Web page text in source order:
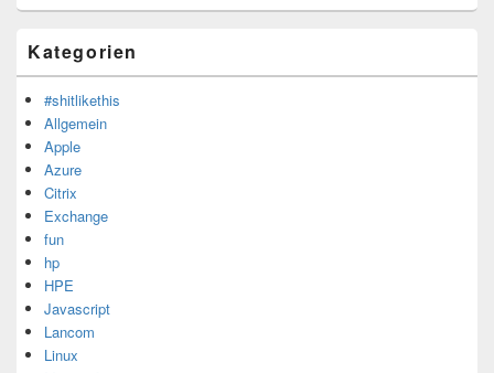
Kategorien
#shitlikethis
Allgemein
Apple
Azure
Citrix
Exchange
fun
hp
HPE
Javascript
Lancom
Linux